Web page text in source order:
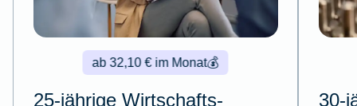
💰
ab 32,10 € im Monat
25-jährige Wirtschafts­
30-